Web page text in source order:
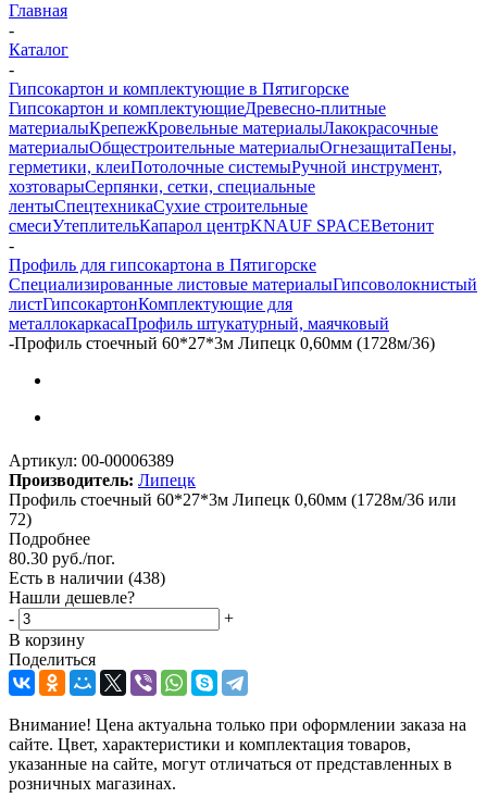
Главная
-
Каталог
-
Гипсокартон и комплектующие в Пятигорске
Гипсокартон и комплектующиеДревесно-плитные
материалыКрепежКровельные материалыЛакокрасочные
материалыОбщестроительные материалыОгнезащитаПены,
герметики, клеиПотолочные системыРучной инструмент,
хозтоварыСерпянки, сетки, специальные
лентыСпецтехникаСухие строительные
смесиУтеплительКапарол центрKNAUF SPACEВетонит
-
Профиль для гипсокартона в Пятигорске
Специализированные листовые материалыГипсоволокнистый
листГипсокартонКомплектующие для
металлокаркасаПрофиль штукатурный, маячковый
-Профиль стоечный 60*27*3м Липецк 0,60мм (1728м/36)
Артикул: 00-00006389
Производитель: Липецк
Профиль стоечный 60*27*3м Липецк 0,60мм (1728м/36 или
72)
Подробнее
80.30 руб./пог.
Есть в наличии (438)
Нашли дешевле?
-
+
В корзину
Поделиться
Внимание! Цена актуальна только при оформлении заказа на
сайте. Цвет, характеристики и комплектация товаров,
указанные на сайте, могут отличаться от представленных в
розничных магазинах.